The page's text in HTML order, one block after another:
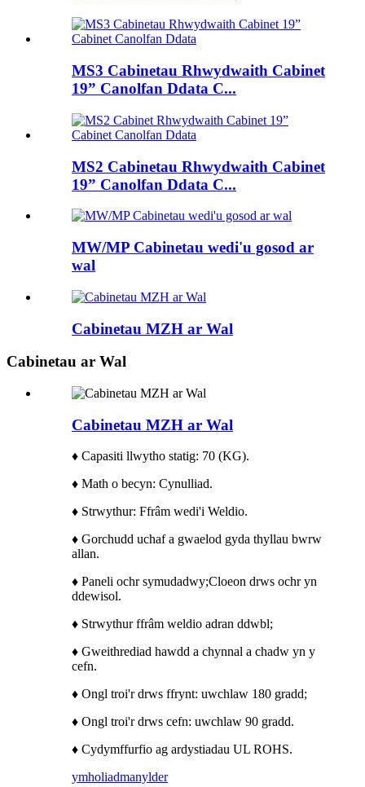
MS3 Cabinetau Rhwydwaith Cabinet
19” Canolfan Ddata C...
MS2 Cabinetau Rhwydwaith Cabinet
19” Canolfan Ddata C...
MW/MP Cabinetau wedi'u gosod ar
wal
Cabinetau MZH ar Wal
Cabinetau ar Wal
Cabinetau MZH ar Wal
♦ Capasiti llwytho statig: 70 (KG).
♦ Math o becyn: Cynulliad.
♦ Strwythur: Ffrâm wedi'i Weldio.
♦ Gorchudd uchaf a gwaelod gyda thyllau bwrw
allan.
♦ Paneli ochr symudadwy;Cloeon drws ochr yn
ddewisol.
♦ Strwythur ffrâm weldio adran ddwbl;
♦ Gweithrediad hawdd a chynnal a chadw yn y
cefn.
♦ Ongl troi'r drws ffrynt: uwchlaw 180 gradd;
♦ Ongl troi'r drws cefn: uwchlaw 90 gradd.
♦ Cydymffurfio ag ardystiadau UL ROHS.
ymholiadmanylder